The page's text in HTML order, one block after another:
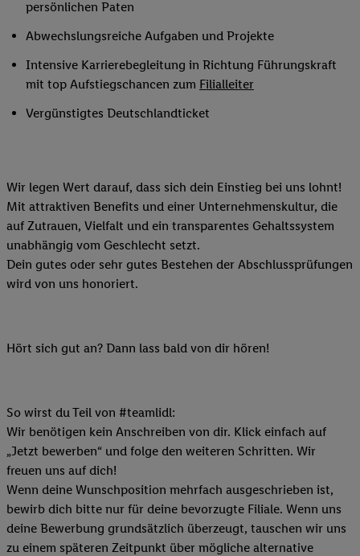
persönlichen Paten
Abwechslungsreiche Aufgaben und Projekte
Intensive Karrierebegleitung in Richtung Führungskraft
mit top Aufstiegschancen zum Filialleiter
Vergünstigtes Deutschlandticket
Wir legen Wert darauf, dass sich dein Einstieg bei uns lohnt!
Mit attraktiven Benefits und einer Unternehmenskultur, die
auf Zutrauen, Vielfalt und ein transparentes Gehaltssystem
unabhängig vom Geschlecht setzt.
Dein gutes oder sehr gutes Bestehen der Abschlussprüfungen
wird von uns honoriert.
Hört sich gut an? Dann lass bald von dir hören!
So wirst du Teil von #teamlidl:
Wir benötigen kein Anschreiben von dir. Klick einfach auf
„Jetzt bewerben“ und folge den weiteren Schritten. Wir
freuen uns auf dich!
Wenn deine Wunschposition mehrfach ausgeschrieben ist,
bewirb dich bitte nur für deine bevorzugte Filiale. Wenn uns
deine Bewerbung grundsätzlich überzeugt, tauschen wir uns
zu einem späteren Zeitpunkt über mögliche alternative